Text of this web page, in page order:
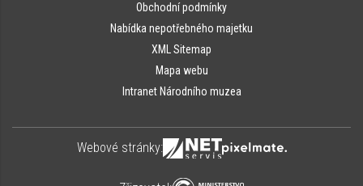
Obchodní podmínky
Nabídka nepotřebného majetku
XML Sitemap
Mapa webu
Intranet Národního muzea
Webové stránky: